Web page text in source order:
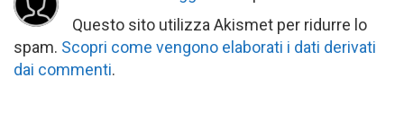
Questo sito utilizza Akismet per ridurre lo
spam. Scopri come vengono elaborati i dati derivati
dai commenti.